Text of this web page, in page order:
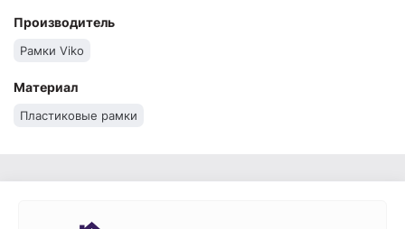
Производитель
Рамки Viko
Материал
Пластиковые рамки